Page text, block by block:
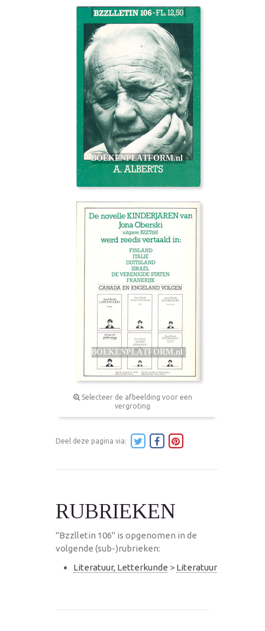
Selecteer de afbeelding voor een
vergroting
Deel deze pagina via:
RUBRIEKEN
"Bzzlletin 106" is opgenomen in de
volgende (sub-)rubrieken:
Literatuur, Letterkunde > Literatuur